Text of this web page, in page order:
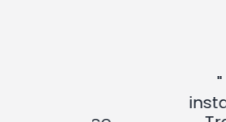
" Huby
installé un